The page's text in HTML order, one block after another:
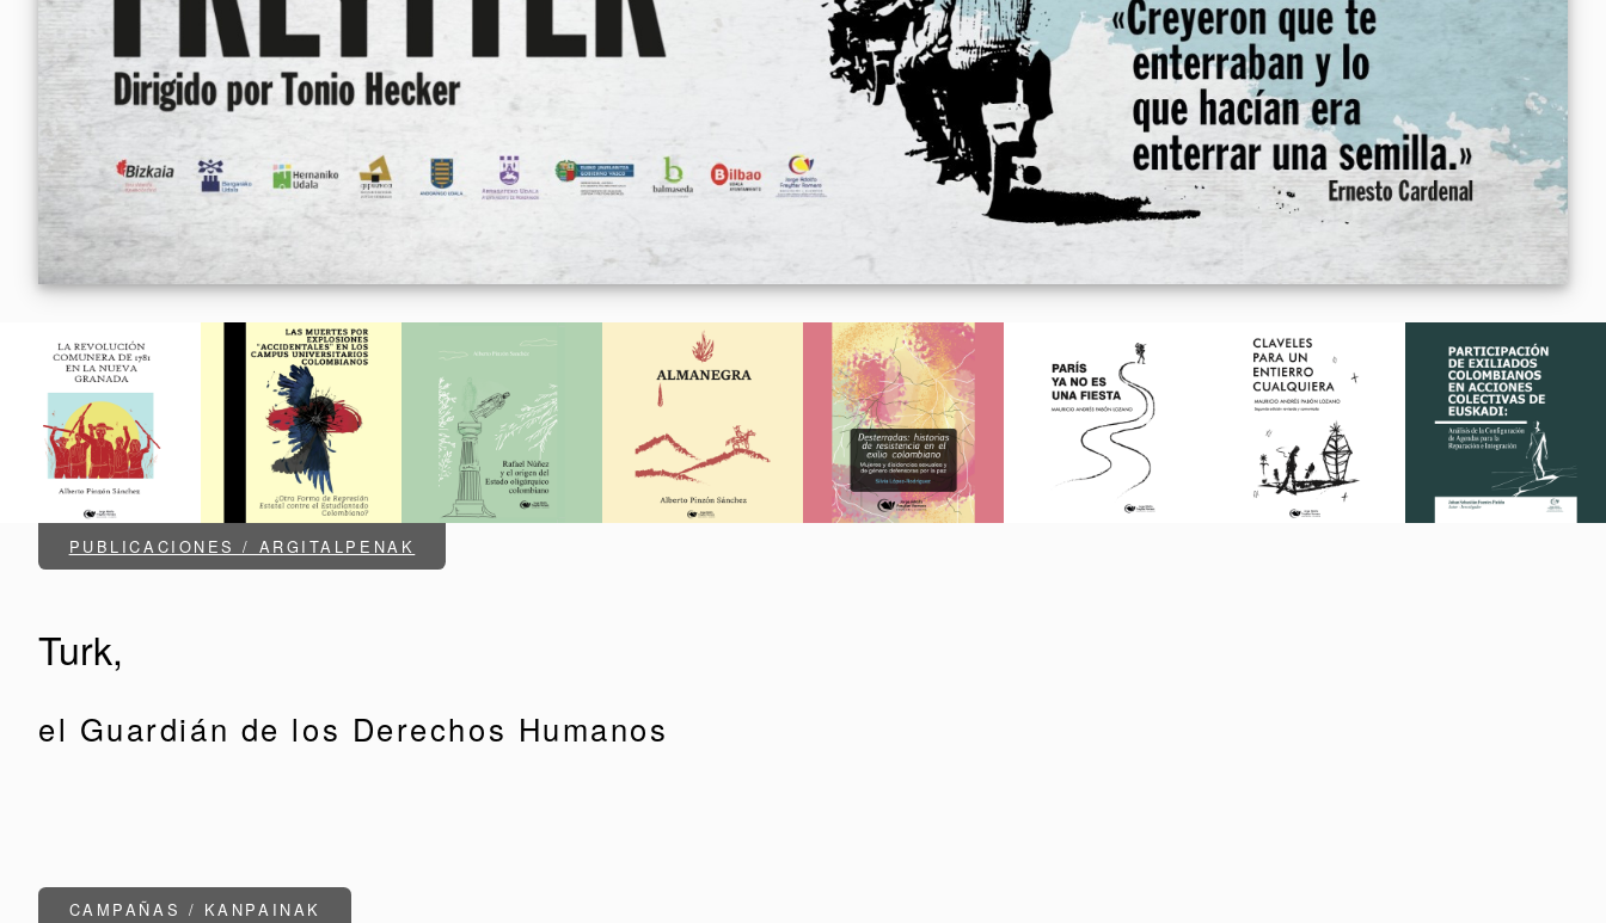
PUBLICACIONES / ARGITALPENAK
Turk,
el Guardián de los Derechos Humanos
CAMPAÑAS / KANPAINAK